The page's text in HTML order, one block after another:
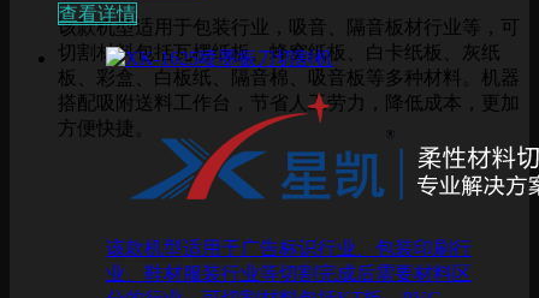
该款机型适用于包装行业，吸音、隔音板材行业等，可
切割材料包括瓦楞纸板、蜂窝纸板、白卡纸板、灰纸
板、彩盒、白板纸、隔音棉、吸音板等多种材料。机器
搭配吸附送料工作台，节省人工劳力，降低成本，更加
方便快捷。
查看详情
该款机型适用于广告标识行业、包装印刷行
业、鞋材服装行业等切割完成后需要材料区